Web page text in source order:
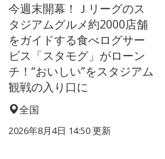
今週末開幕！Ｊリーグのス
タジアムグルメ約2000店舗
をガイドする食べログサー
ビス「スタモグ」がローン
チ！“おいしい”をスタジアム
観戦の入り口に
全国
2026年8月4日 14:50更新